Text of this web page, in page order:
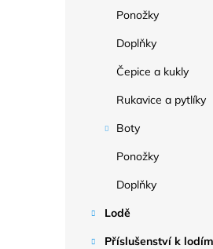
Ponožky
Doplňky
Čepice a kukly
Rukavice a pytlíky
Boty
Ponožky
Doplňky
Lodě
Příslušenství k lodím